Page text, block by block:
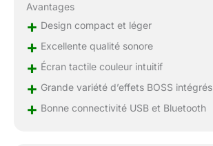
Avantages
+ Design compact et léger
+ Excellente qualité sonore
+ Écran tactile couleur intuitif
+ Grande variété d’effets BOSS intégrés
+ Bonne connectivité USB et Bluetooth